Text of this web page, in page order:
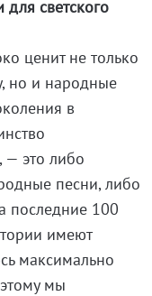
светского
ценит не только
но и народные
в
— это либо
песни, либо
последние 100
имеют
максимально
мы